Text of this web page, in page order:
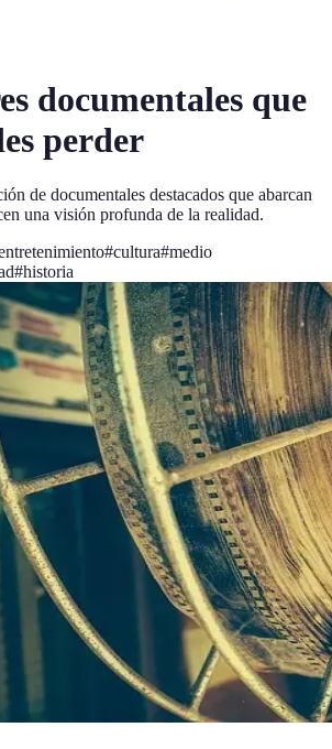
documentales que
perder
de documentales destacados que abarcan
una visión profunda de la realidad.
#cultura#medio
#historia